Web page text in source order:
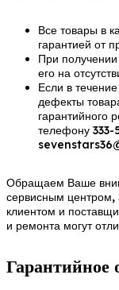
Все товары в
гарантией от
При получении
его на
Если в
дефекты
гарантийного
телефону 333-
Обращаем Ваше
сервисным центром,
клиентом и
и ремонта могут
Гарантийное